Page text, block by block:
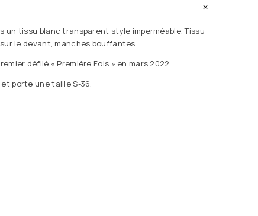
un tissu blanc transparent style imperméable. Tissu
le devant, manches bouffantes.
défilé « Première Fois » en mars 2022.
et porte une taille S-36.